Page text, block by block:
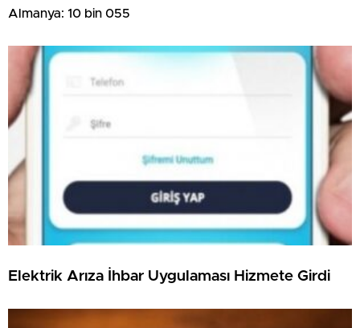
Almanya: 10 bin 055
Elektrik Arıza İhbar Uygulaması Hizmete Girdi